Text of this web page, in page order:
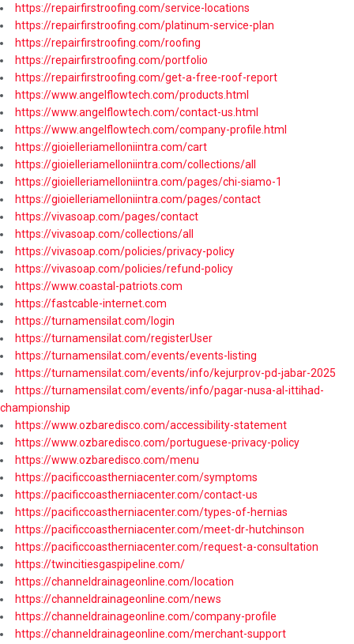
https://repairfirstroofing.com/service-locations
https://repairfirstroofing.com/platinum-service-plan
https://repairfirstroofing.com/roofing
https://repairfirstroofing.com/portfolio
https://repairfirstroofing.com/get-a-free-roof-report
https://www.angelflowtech.com/products.html
https://www.angelflowtech.com/contact-us.html
https://www.angelflowtech.com/company-profile.html
https://gioielleriamelloniintra.com/cart
https://gioielleriamelloniintra.com/collections/all
https://gioielleriamelloniintra.com/pages/chi-siamo-1
https://gioielleriamelloniintra.com/pages/contact
https://vivasoap.com/pages/contact
https://vivasoap.com/collections/all
https://vivasoap.com/policies/privacy-policy
https://vivasoap.com/policies/refund-policy
https://www.coastal-patriots.com
https://fastcable-internet.com
https://turnamensilat.com/login
https://turnamensilat.com/registerUser
https://turnamensilat.com/events/events-listing
https://turnamensilat.com/events/info/kejurprov-pd-jabar-2025
https://turnamensilat.com/events/info/pagar-nusa-al-ittihad-
championship
https://www.ozbaredisco.com/accessibility-statement
https://www.ozbaredisco.com/portuguese-privacy-policy
https://www.ozbaredisco.com/menu
https://pacificcoastherniacenter.com/symptoms
https://pacificcoastherniacenter.com/contact-us
https://pacificcoastherniacenter.com/types-of-hernias
https://pacificcoastherniacenter.com/meet-dr-hutchinson
https://pacificcoastherniacenter.com/request-a-consultation
https://twincitiesgaspipeline.com/
https://channeldrainageonline.com/location
https://channeldrainageonline.com/news
https://channeldrainageonline.com/company-profile
https://channeldrainageonline.com/merchant-support